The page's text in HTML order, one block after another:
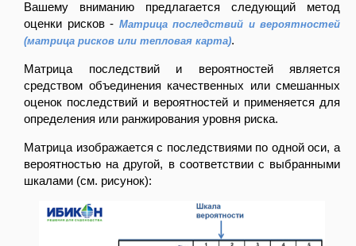
Вашему вниманию предлагается следующий метод
оценки рисков - Матрица последствий и вероятностей
(матрица рисков или тепловая карта).
Матрица последствий и вероятностей является
средством объединения качественных или смешанных
оценок последствий и вероятностей и применяется для
определения или ранжирования уровня риска.
Матрица изображается с последствиями по одной оси, а
вероятностью на другой, в соответствии с выбранными
шкалами (см. рисунок):